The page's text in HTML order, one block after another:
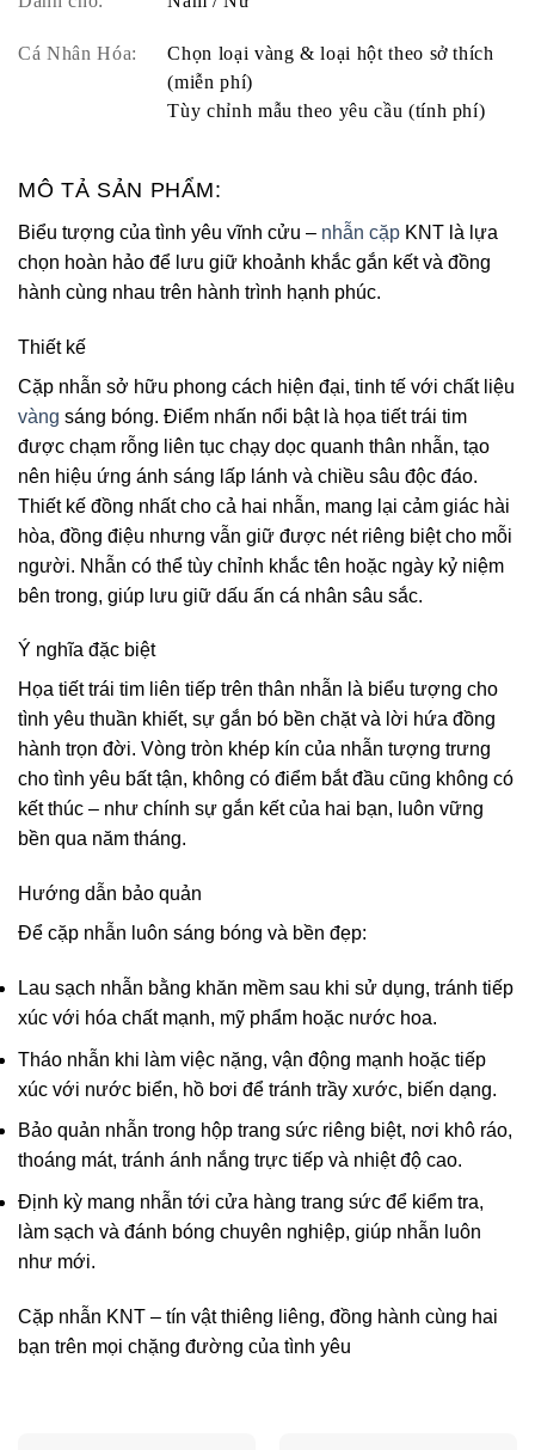
Cá Nhân Hóa:
Chọn loại vàng & loại hột theo sở thích
(miễn phí)
Tùy chỉnh mẫu theo yêu cầu (tính phí)
MÔ TẢ SẢN PHẨM:
Biểu tượng của tình yêu vĩnh cửu – nhẫn cặp KNT là lựa
chọn hoàn hảo để lưu giữ khoảnh khắc gắn kết và đồng
hành cùng nhau trên hành trình hạnh phúc.
Thiết kế
Cặp nhẫn sở hữu phong cách hiện đại, tinh tế với chất liệu
vàng sáng bóng. Điểm nhấn nổi bật là họa tiết trái tim
được chạm rỗng liên tục chạy dọc quanh thân nhẫn, tạo
nên hiệu ứng ánh sáng lấp lánh và chiều sâu độc đáo.
Thiết kế đồng nhất cho cả hai nhẫn, mang lại cảm giác hài
hòa, đồng điệu nhưng vẫn giữ được nét riêng biệt cho mỗi
người. Nhẫn có thể tùy chỉnh khắc tên hoặc ngày kỷ niệm
bên trong, giúp lưu giữ dấu ấn cá nhân sâu sắc.
Ý nghĩa đặc biệt
Họa tiết trái tim liên tiếp trên thân nhẫn là biểu tượng cho
tình yêu thuần khiết, sự gắn bó bền chặt và lời hứa đồng
hành trọn đời. Vòng tròn khép kín của nhẫn tượng trưng
cho tình yêu bất tận, không có điểm bắt đầu cũng không có
kết thúc – như chính sự gắn kết của hai bạn, luôn vững
bền qua năm tháng.
Hướng dẫn bảo quản
Để cặp nhẫn luôn sáng bóng và bền đẹp:
Lau sạch nhẫn bằng khăn mềm sau khi sử dụng, tránh tiếp
xúc với hóa chất mạnh, mỹ phẩm hoặc nước hoa.
Tháo nhẫn khi làm việc nặng, vận động mạnh hoặc tiếp
xúc với nước biển, hồ bơi để tránh trầy xước, biến dạng.
Bảo quản nhẫn trong hộp trang sức riêng biệt, nơi khô ráo,
thoáng mát, tránh ánh nắng trực tiếp và nhiệt độ cao.
Định kỳ mang nhẫn tới cửa hàng trang sức để kiểm tra,
làm sạch và đánh bóng chuyên nghiệp, giúp nhẫn luôn
như mới.
Cặp nhẫn KNT – tín vật thiêng liêng, đồng hành cùng hai
bạn trên mọi chặng đường của tình yêu